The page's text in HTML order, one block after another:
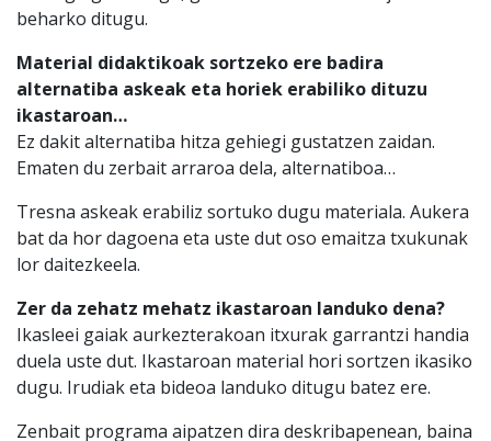
beharko ditugu.
Material didaktikoak sortzeko ere badira
alternatiba askeak eta horiek erabiliko dituzu
ikastaroan…
Ez dakit alternatiba hitza gehiegi gustatzen zaidan.
Ematen du zerbait arraroa dela, alternatiboa…
Tresna askeak erabiliz sortuko dugu materiala. Aukera
bat da hor dagoena eta uste dut oso emaitza txukunak
lor daitezkeela.
Zer da zehatz mehatz ikastaroan landuko dena?
Ikasleei gaiak aurkezterakoan itxurak garrantzi handia
duela uste dut. Ikastaroan material hori sortzen ikasiko
dugu. Irudiak eta bideoa landuko ditugu batez ere.
Zenbait programa aipatzen dira deskribapenean, baina